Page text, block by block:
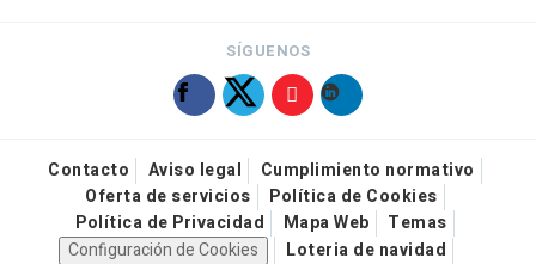
SÍGUENOS
Contacto Aviso legal
Cumplimiento normativo
Oferta de servicios
Política de Cookies
Política de Privacidad
Mapa Web
Temas
Configuración de Cookies
Loteria de navidad